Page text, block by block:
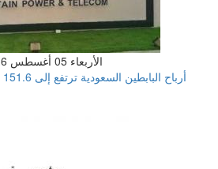
الأربعاء 05 أغسطس 2026 09:38 مساءً